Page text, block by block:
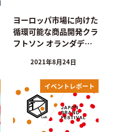
ヨーロッパ市場に向けた
循環可能な商品開発クラ
フトソン オランダデ…
2021年8月24日
イベントレポート